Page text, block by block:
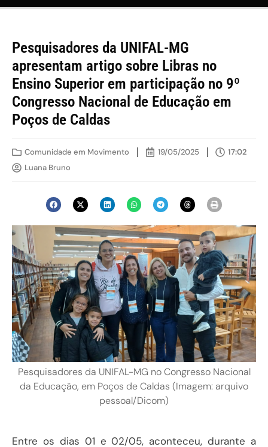
Pesquisadores da UNIFAL-MG
apresentam artigo sobre Libras no
Ensino Superior em participação no 9º
Congresso Nacional de Educação em
Poços de Caldas
Comunidade em Movimento 19/05/2025
17:02
Luana Bruno
Pesquisadores da UNIFAL-MG no Congresso Nacional
da Educação, em Poços de Caldas (Imagem: arquivo
pessoal/Dicom)
Entre os dias 01 e 02/05, aconteceu, durante a